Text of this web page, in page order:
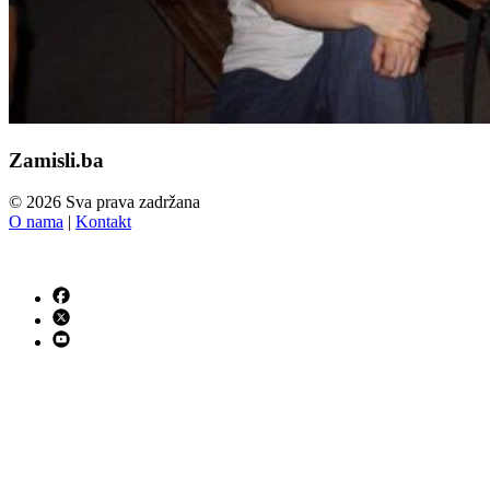
Zamisli.ba
© 2026 Sva prava zadržana
O nama | Kontakt